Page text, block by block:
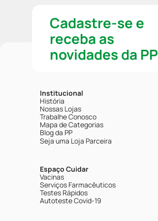
Cadastre-se e
receba as
novidades da PP
Institucional
História
Nossas Lojas
Trabalhe Conosco
Mapa de Categorias
Blog da PP
Seja uma Loja Parceira
Espaço Cuidar
Vacinas
Serviços Farmacêuticos
Testes Rápidos
Autoteste Covid-19